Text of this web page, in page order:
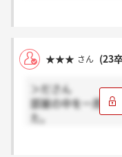
★★★ さん (23
＞ださん
部屋の中を一周と
た。